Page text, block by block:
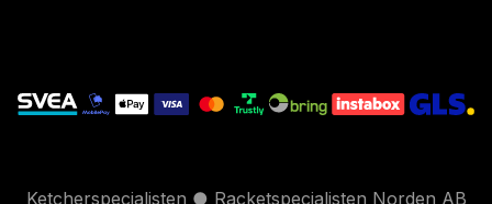
Ketcherspecialisten ● Racketspecialisten Norden AB